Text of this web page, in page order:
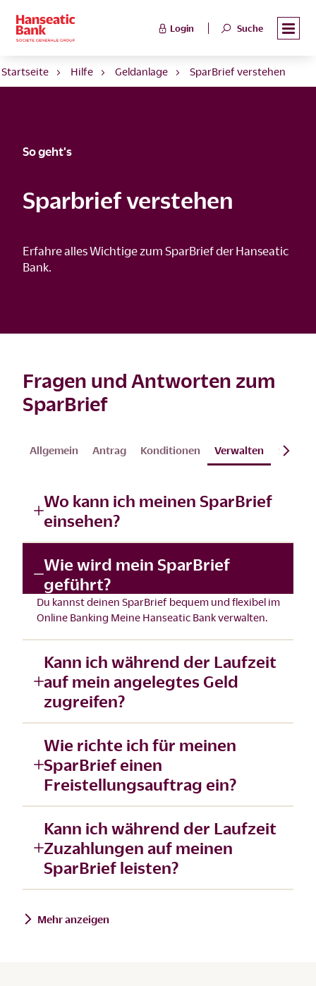
Login Suche
Startseite Hilfe Geldanlage SparBrief verstehen
So geht's
Sparbrief verstehen
Erfahre alles Wichtige zum SparBrief der Hanseatic
Bank.
Fragen und Antworten zum
SparBrief
Allgemein Antrag Konditionen Verwalten Steuern
Wo kann ich meinen SparBrief
einsehen?
Wie wird mein SparBrief
geführt?
Du kannst deinen SparBrief bequem und flexibel im
Online Banking Meine Hanseatic Bankverwalten.
Kann ich während der Laufzeit
auf mein angelegtes Geld
zugreifen?
Wie richte ich für meinen
SparBrief einen
Freistellungsauftrag ein?
Kann ich während der Laufzeit
Zuzahlungen auf meinen
SparBrief leisten?
Mehr anzeigen